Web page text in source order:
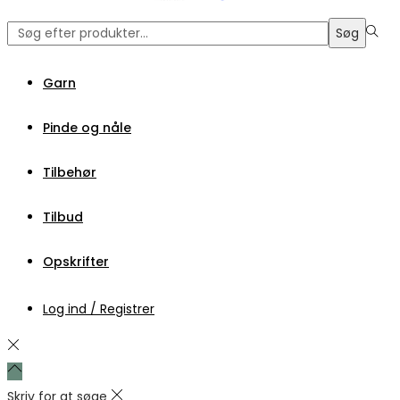
Søge
Søg
Garn
Pinde og nåle
Tilbehør
Tilbud
Opskrifter
Log ind / Registrer
Skriv for at søge